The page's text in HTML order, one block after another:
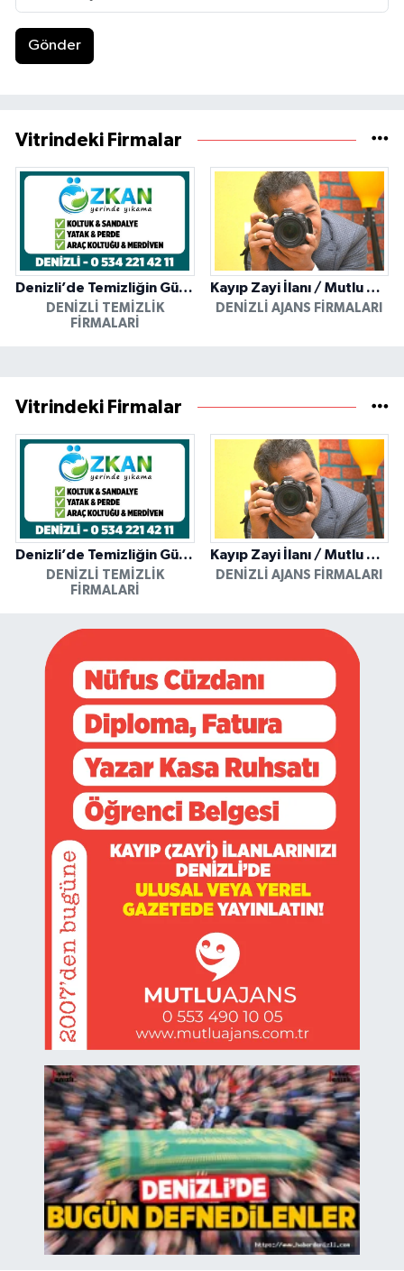
Gönder
Vitrindeki Firmalar
Denizli’de Temizliğin Güvenilir Adresi: Özkan Yerinde Yıkama
DENIZLI TEMIZLIK
FIRMALARI
Kayıp Zayi İlanı / Mutlu Ajans / Denizli
DENIZLI AJANS FIRMALARI
Vitrindeki Firmalar
Denizli’de Temizliğin Güvenilir Adresi: Özkan Yerinde Yıkama
DENIZLI TEMIZLIK
FIRMALARI
Kayıp Zayi İlanı / Mutlu Ajans / Denizli
DENIZLI AJANS FIRMALARI